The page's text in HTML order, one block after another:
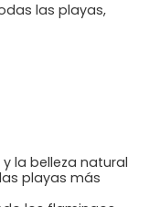
las playas,
la belleza natural
playas más